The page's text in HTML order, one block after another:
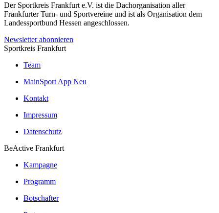
Der Sportkreis Frankfurt e.V. ist die Dachorganisation aller
Frankfurter Turn- und Sportvereine und ist als Organisation dem
Landessportbund Hessen angeschlossen.
Newsletter abonnieren
Sportkreis Frankfurt
Team
MainSport App Neu
Kontakt
Impressum
Datenschutz
BeActive Frankfurt
Kampagne
Programm
Botschafter